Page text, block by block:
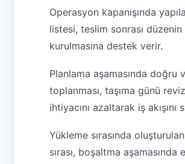
Operasyon kapanışında
listesi, teslim sonrası düzenin
kurulmasına destek verir.
Planlama aşamasında doğru
toplanması, taşıma günü
ihtiyacını azaltarak iş akışını
Yükleme sırasında
sırası, boşaltma aşamasında